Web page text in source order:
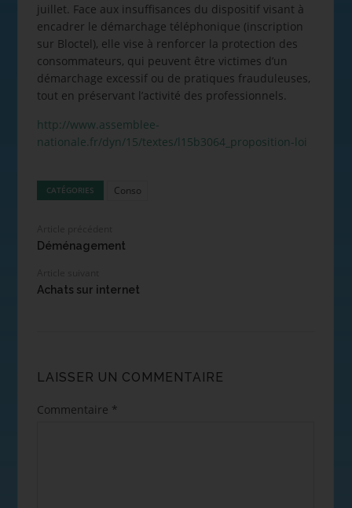
juillet. Face aux insuffisances du dispositif visant à
encadrer le démarchage téléphonique (inscription
sur Bloctel), elle vise à renforcer la protection des
consommateurs, qui peuvent être victimes d’un
démarchage excessif ou de pratiques frauduleuses,
tout en préservant l’activité des professionnels.
http://www.assemblee-
nationale.fr/dyn/15/textes/l15b3064_proposition-loi
CATÉGORIES Conso
Déménagement
Achats sur internet
LAISSER UN COMMENTAIRE
Commentaire *